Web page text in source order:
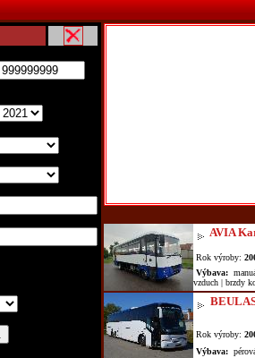
AVIA
Rok výroby:
Výbava:
vzduch | brzdy
Rok výroby:
Výbava: